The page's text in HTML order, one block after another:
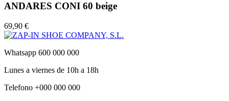
ANDARES CONI 60 beige
69,90 €
Whatsapp 600 000 000
Lunes a viernes de 10h a 18h
Telefono +000 000 000